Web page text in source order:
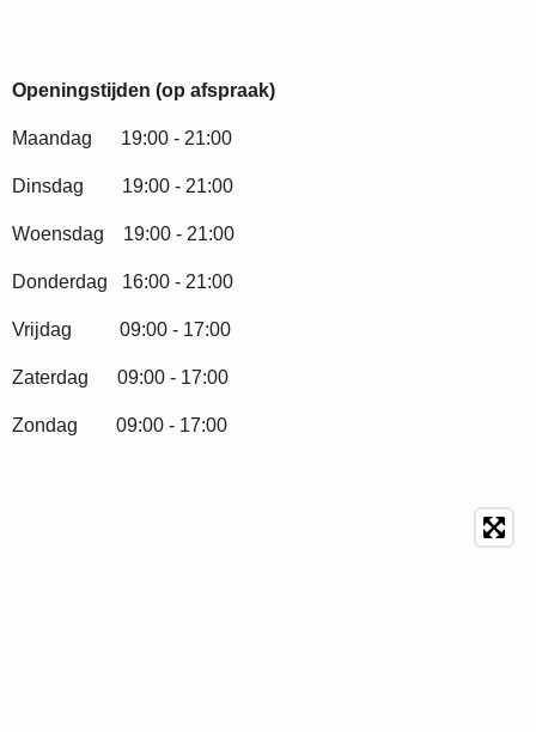
Openingstijden (op afspraak)
Maandag 19:00 - 21:00
Dinsdag 19:00 - 21:00
Woensdag 19:00 - 21:00
Donderdag 16:00 - 21:00
Vrijdag 09:00 - 17:00
Zaterdag 09:00 - 17:00
Zondag 09:00 - 17:00